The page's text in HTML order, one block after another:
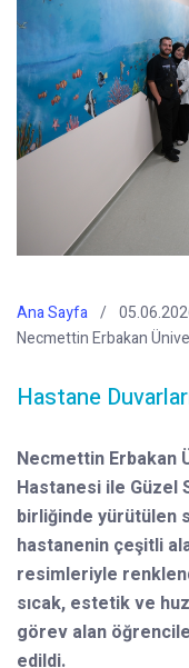
Ana Sayfa
Necmettin Erbakan
Hastane
Necmettin Erbakan
Hastanesi ile Güzel
birliğinde yürütülen
hastanenin çeşitli
resimleriyle
sıcak, estetik ve
görev alan
edildi.